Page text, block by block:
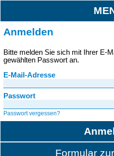
Anmelden
Bitte melden Sie sich mit Ihrer E-
gewählten Passwort an.
E-Mail-Adresse
Passwort
Passwort vergessen?
Formular